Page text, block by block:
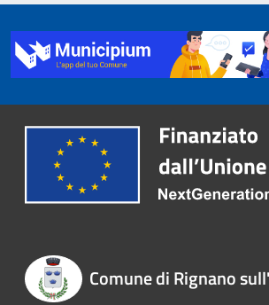
Comune di Rignano